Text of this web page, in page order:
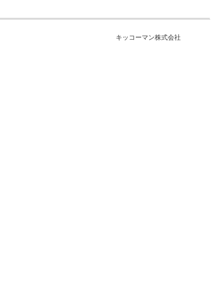
キッコーマン株式会社